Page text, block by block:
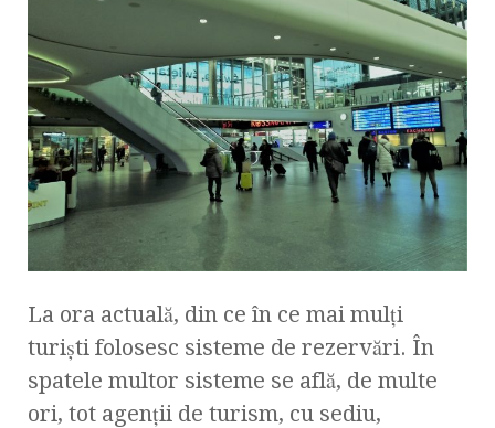
La ora actuală, din ce în ce mai mulţi
turişti folosesc sisteme de rezervări. În
spatele multor sisteme se află, de multe
ori, tot agenţii de turism, cu sediu,